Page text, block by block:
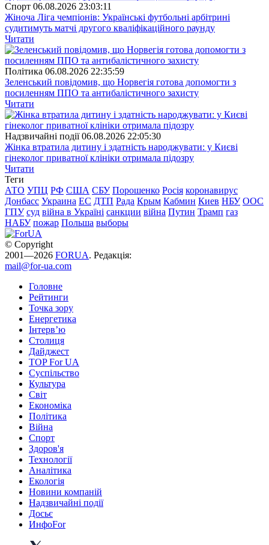
Спорт 06.08.2026 23:03:11
Жіноча Ліга чемпіонів: Українські футбольні арбітрині
судитимуть матчі другого кваліфікаційного раунду
Читати
Полiтика 06.08.2026 22:35:59
Зеленський повідомив, що Норвегія готова допомогти з
посиленням ППО та антибалістичного захисту
Читати
Надзвичайні події 06.08.2026 22:05:30
Жінка втратила дитину і здатність народжувати: у Києві
гінеколог приватної клініки отримала підозру
Читати
Теги
АТО УПЦ РФ США СБУ Порошенко Росія коронавирус
Донбасс Украина ЕС ДТП Рада Крым Кабмин Киев НБУ ООС
ГПУ суд війна в Україні санкции війна Путин Трамп газ
НАБУ пожар Польша выборы
© Copyright
2001—2026 FORUA. Редакція:
mail@for-ua.com
Головне
Рейтинги
Точка зору
Енергетика
Інтерв’ю
Столиця
Дайджест
TOP For UA
Суспiльство
Культура
Світ
Економіка
Політика
Війна
Спорт
Здоров'я
Технології
Аналітика
Екологія
Новини компаній
Надзвичайні події
Досьє
ИнфоFor